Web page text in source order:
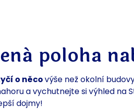
poloha
o něcovýše než okolní
a vychutnejte sivýhled na
dojmy!